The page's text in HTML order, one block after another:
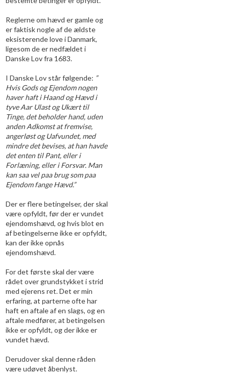
​Reglerne om hævd er gamle og
er faktisk nogle af de ældste
eksisterende love i Danmark,
ligesom de er nedfældet i
Danske Lov fra 1683.
​I Danske Lov står følgende: ”
Hvis Gods og Ejendom nogen
haver haft i Haand og Hævd i
tyve Aar Ulast og Ukært til
Tinge, det beholder hand, uden
anden Adkomst at fremvise,
angerløst og Uafvundet, med
mindre det bevises, at han havde
det enten til Pant, eller i
Forlæning, eller i Forsvar. Man
kan saa vel paa brug som paa
Ejendom fange Hævd.”
Der er flere betingelser, der skal
være opfyldt, før der er vundet
ejendomshævd, og hvis blot en
af betingelserne ikke er opfyldt,
kan der ikke opnås
ejendomshævd.
For det første skal der være
rådet over grundstykket i strid
med ejerens ret. Det er min
erfaring, at parterne ofte har
haft en aftale af en slags, og en
aftale medfører, at betingelsen
ikke er opfyldt, og der ikke er
vundet hævd.
Derudover skal denne råden
være udøvet åbenlyst.